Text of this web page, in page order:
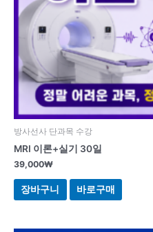
방사선사 단과목 수강
MRI 이론+실기 30일
39,000₩
장바구니 바로구매